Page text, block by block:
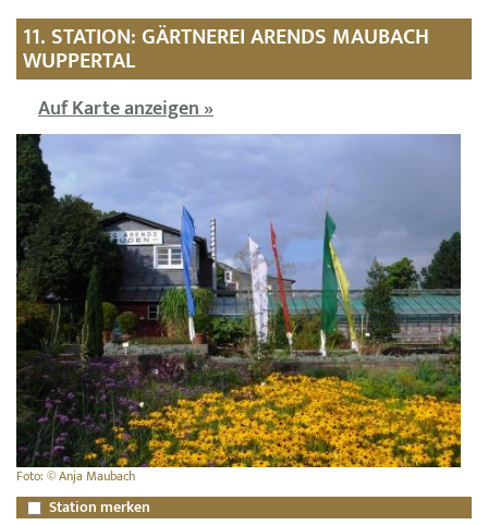
11. STATION: GÄRTNEREI ARENDS MAUBACH
WUPPERTAL
Auf Karte anzeigen »
Foto: © Anja Maubach
Station merken